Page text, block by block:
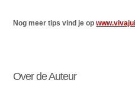
Nog meer tips vind je op
Over de Auteur